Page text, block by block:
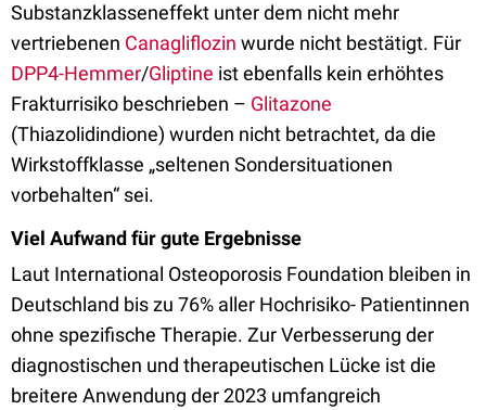
Substanzklasseneffekt unter dem nicht mehr
vertriebenen Canagliflozin wurde nicht bestätigt. Für
DPP4-Hemmer/Gliptine ist ebenfalls kein erhöhtes
Frakturrisiko beschrieben – Glitazone
(Thiazolidindione) wurden nicht betrachtet, da die
Wirkstoffklasse „seltenen Sondersituationen
vorbehalten“ sei.
Viel Aufwand für gute Ergebnisse
Laut International Osteoporosis Foundation bleiben in
Deutschland bis zu 76% aller Hochrisiko- Patientinnen
ohne spezifische Therapie. Zur Verbesserung der
diagnostischen und therapeutischen Lücke ist die
breitere Anwendung der 2023 umfangreich